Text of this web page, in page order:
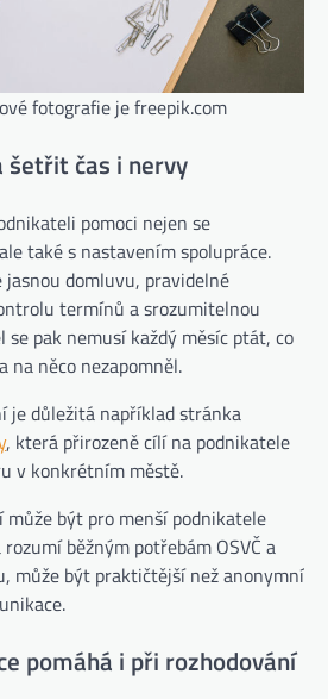
fotografie je freepik.com
šetřit čas i nervy
pomoci nejen se
také s nastavením spolupráce.
domluvu, pravidelné
termínů a srozumitelnou
se pak nemusí každý měsíc ptát, co
na něco nezapomněl.
je důležitá například stránka
, která přirozeně cílí na podnikatele
v konkrétním městě.
může být pro menší podnikatele
běžným potřebám OSVČ a
může být praktičtější než anonymní
pomáhá i při rozhodování